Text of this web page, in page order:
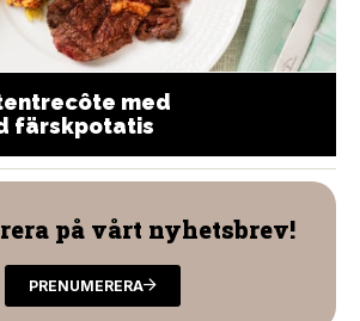
med
färskpotatis
på vårt nyhetsbrev!
PRENUMERERA